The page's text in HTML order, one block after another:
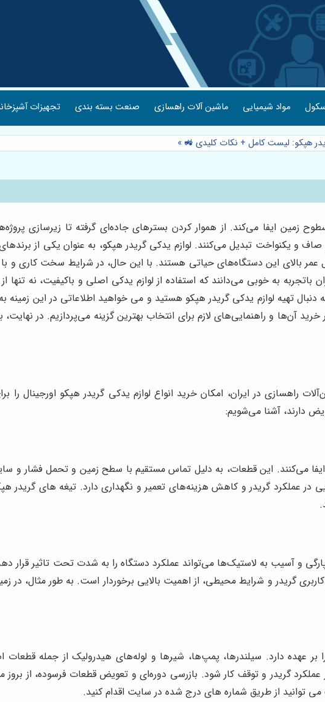
مواد شیمیایی ماشین آلات راهسازی صنعت بسته بندی تجهیزات
هپکو: لیست کامل + نکات کلیدی 🚜 »
ایفا می‌کند. از هموار کردن بسترهای جاده‌ای گرفته تا زیرسازی
و یکنواخت تبدیل می‌کنند. لوازم یدکی گریدر هپکو، به عنوان یکی از
بالای این دستگاه‌های حیاتی هستند. با این حال، در شرایط سخت کاری و
به خوبی می‌دانند که استفاده از لوازم یدکی اصلی و باکیفیت، نه تنها
تهیه لوازم یدکی گریدر هپکو هستید و می خواهید اطلاعاتی در این زمینه
آن‌ها و راهنمایی‌های لازم برای انتخاب بهترین گزینه می‌پردازیم. در
راهسازی در ایران، امکان خرید انواع لوازم یدکی گریدر هپکو اورجینال را
دارند، آشنا می‌شویم:
می‌کنند. این قطعات، به دلیل تماس مستقیم با سطح زمین و تحمل فشار و
در عملکرد گریدر و کاهش هزینه‌های تعمیر و نگهداری دارد. تیغه های گریدر
و آسیب به لاستیک‌ها می‌تواند عملکرد دستگاه را به شدت تحت تاثیر قرار
گریدر و شرایط محیطی، از اهمیت بالایی برخوردار است. به طور مثال، در
بر عهده دارد. سیلندرها، پمپ‌ها، شیرها و لوله‌های هیدرولیک از جمله
گریدر و توقف کار شود. بازرسی دوره‌ای و تعویض قطعات فرسوده، از
توانید از طریق شماره های درج شده در سایت اقدام کنید.